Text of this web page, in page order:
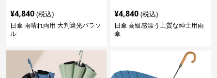
¥4,840 (税込)
日傘 雨晴れ両用 大判遮光パラソ
ル
¥4,840 (税込)
日傘 高級感漂う上質な紳士用雨
傘